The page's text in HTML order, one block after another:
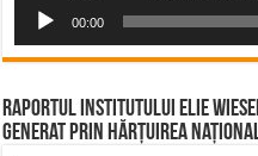
00:00
Raportul Institutului Elie
Generat prin Hărțuirea